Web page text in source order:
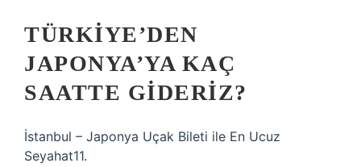
TÜRKIYE’DEN
JAPONYA’YA KAÇ
SAATTE GIDERIZ?
İstanbul – Japonya Uçak Bileti ile En Ucuz
Seyahat11.